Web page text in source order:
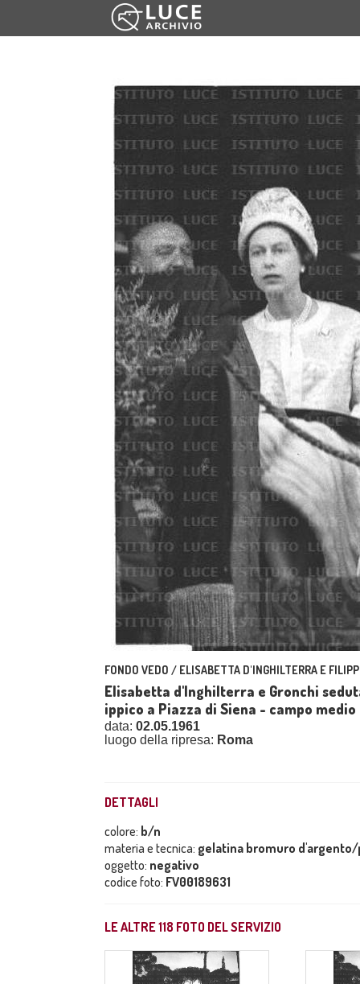
FONDO VEDO / ELISABETTA D'INGHILTERRA E
Elisabetta d'Inghilterra e Gronchi
ippico a Piazza di Siena - campo medio
data: 02.05.1961
luogo della ripresa: Roma
DETTAGLI
colore: b/n
materia e tecnica: gelatina bromuro
oggetto: negativo
codice foto: FV00189631
LE ALTRE118 FOTO DEL SERVIZIO